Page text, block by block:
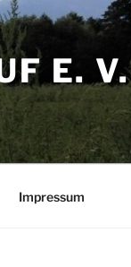
E. V.
Impressum